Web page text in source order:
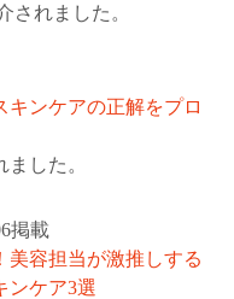
されました。
キンケアの正解をプロ
ました。
掲載
美容担当が激推しする
ンケア3選